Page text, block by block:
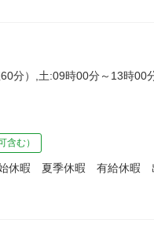
分）,土:09時00分～13時00
含む）
休暇 夏季休暇 有給休暇